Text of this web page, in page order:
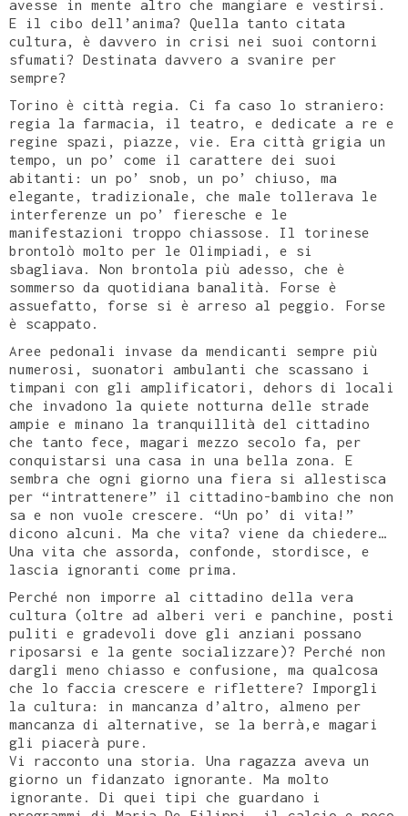
avesse in mente altro che mangiare e vestirsi.
E il cibo dell’anima? Quella tanto citata
cultura, è davvero in crisi nei suoi contorni
sfumati? Destinata davvero a svanire per
sempre?
Torino è città regia. Ci fa caso lo straniero:
regia la farmacia, il teatro, e dedicate a re e
regine spazi, piazze, vie. Era città grigia un
tempo, un po’ come il carattere dei suoi
abitanti: un po’ snob, un po’ chiuso, ma
elegante, tradizionale, che male tollerava le
interferenze un po’ fieresche e le
manifestazioni troppo chiassose. Il torinese
brontolò molto per le Olimpiadi, e si
sbagliava. Non brontola più adesso, che è
sommerso da quotidiana banalità. Forse è
assuefatto, forse si è arreso al peggio. Forse
è scappato.
Aree pedonali invase da mendicanti sempre più
numerosi, suonatori ambulanti che scassano i
timpani con gli amplificatori, dehors di locali
che invadono la quiete notturna delle strade
ampie e minano la tranquillità del cittadino
che tanto fece, magari mezzo secolo fa, per
conquistarsi una casa in una bella zona. E
sembra che ogni giorno una fiera si allestisca
per “intrattenere” il cittadino-bambino che non
sa e non vuole crescere. “Un po’ di vita!”
dicono alcuni. Ma che vita? viene da chiedere…
Una vita che assorda, confonde, stordisce, e
lascia ignoranti come prima.
Perché non imporre al cittadino della vera
cultura (oltre ad alberi veri e panchine, posti
puliti e gradevoli dove gli anziani possano
riposarsi e la gente socializzare)? Perché non
dargli meno chiasso e confusione, ma qualcosa
che lo faccia crescere e riflettere? Imporgli
la cultura: in mancanza d’altro, almeno per
mancanza di alternative, se la berrà,e magari
gli piacerà pure.
Vi racconto una storia. Una ragazza aveva un
giorno un fidanzato ignorante. Ma molto
ignorante. Di quei tipi che guardano i